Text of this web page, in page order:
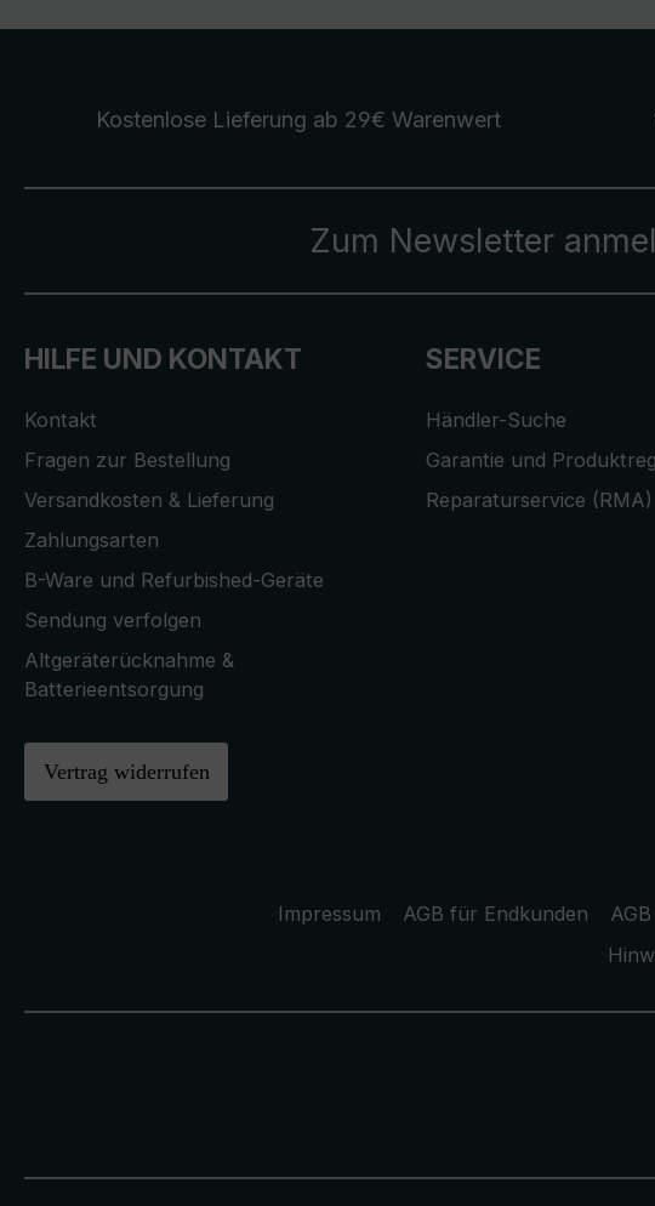
Kostenlose Lieferung ab 29€ Warenwert
Zum Newsletter
HILFE UND KONTAKT
Kontakt
Fragen zur Bestellung
Versandkosten & Lieferung
Zahlungsarten
B-Ware und Refurbished-Geräte
Sendung verfolgen
Altgeräterücknahme &
Batterieentsorgung
Vertrag widerrufen
SERVICE
Händler-Suche
Garantie und
Reparaturservice (RMA)
Impressum AGB für Endkunden